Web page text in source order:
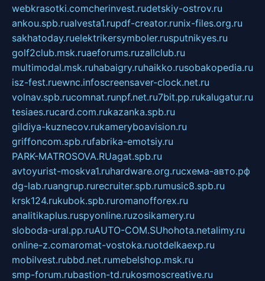
webkrasotki.comcherinvest.rudetskiy-ostrov.ru
ankou.spb.rualvesta1.rupdf-creator.runix-files.org.ru
sakhatoday.ruelektrikersymboler.rusputnikyes.ru
golf2club.msk.ruaeforums.ruzallclub.ru
multimodal.msk.ruhabaigry.ruhaikko.rusobakopedia.ru
isz-fest.ruewnc.infoscreensaver-clock.net.ru
volnav.spb.rucomnat.runpf.net.ru7bit.pp.rukalugatur.ru
tesiaes.rucard.com.rukazanka.spb.ru
gildiya-kuznecov.rukameryboavision.ru
griffoncom.spb.rufabrika-emotsiy.ru
PARK-MATROSOVA.RUagat.spb.ru
avtoyurist-moskva1.ruhardware.org.ruсхема-авто.рф
dg-lab.ruangrup.rurecruiter.spb.rumusic8.spb.ru
krsk124.rukubok.spb.ruromanofforex.ru
analitikaplus.ruspyonline.ruzosikamery.ru
sloboda-ural.pp.ruAUTO-COM.SUhohota.netalimy.ru
online-z.comaromat-vostoka.ruotdelkaexp.ru
mobilvest.rubbd.net.rumebelshop.msk.ru
smp-forum.rubastion-td.rukosmoscreative.ru